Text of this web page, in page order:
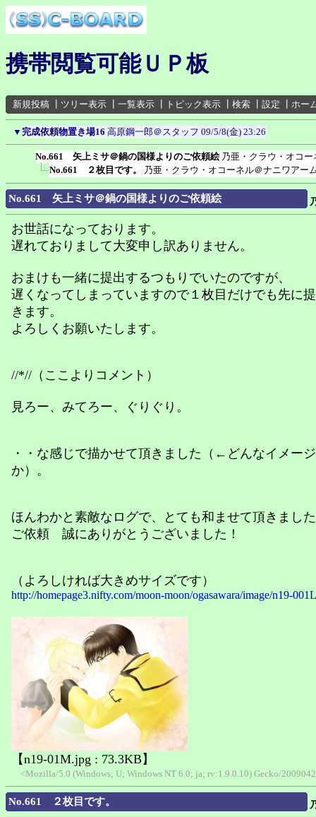
携帯閲覧可能ＵＰ板
新規投稿 ツリー表示 一覧表示 トピック表示 検索 設定 ホー
▼ 完成依頼物置き場16 高原鋼一郎＠スタッフ 09/5/8(金) 23:26
No.661 矢上ミサ＠鍋の国様よりのご依頼絵 乃亜・クラウ・オコ
No.661 ２枚目です。
乃亜・クラウ・オコーネル＠ナニワアー
No.661 矢上ミサ＠鍋の国様よりのご依頼絵
お世話になっております。
遅れておりまして大変申し訳ありません。
おまけも一緒に提出するつもりでいたのですが、
遅くなってしまっていますので１枚目だけでも先に
きます。
よろしくお願いたします。
//*//（ここよりコメント）
見ろー、みてろー、ぐりぐり。
・・な感じで描かせて頂きました（←どんなイメー
か）。
ほんわかと素敵なログで、とても和ませて頂きまし
ご依頼 誠にありがとうございました！
（よろしければ大きめサイズです）
http://homepage3.nifty.com/moon-moon/ogasawara/image/n19-
【n19-01M.jpg : 73.3KB】
<Mozilla/5.0 (Windows; U; Windows NT 6.0; ja; rv:1.9.0.10) Gecko/
No.661 ２枚目です。